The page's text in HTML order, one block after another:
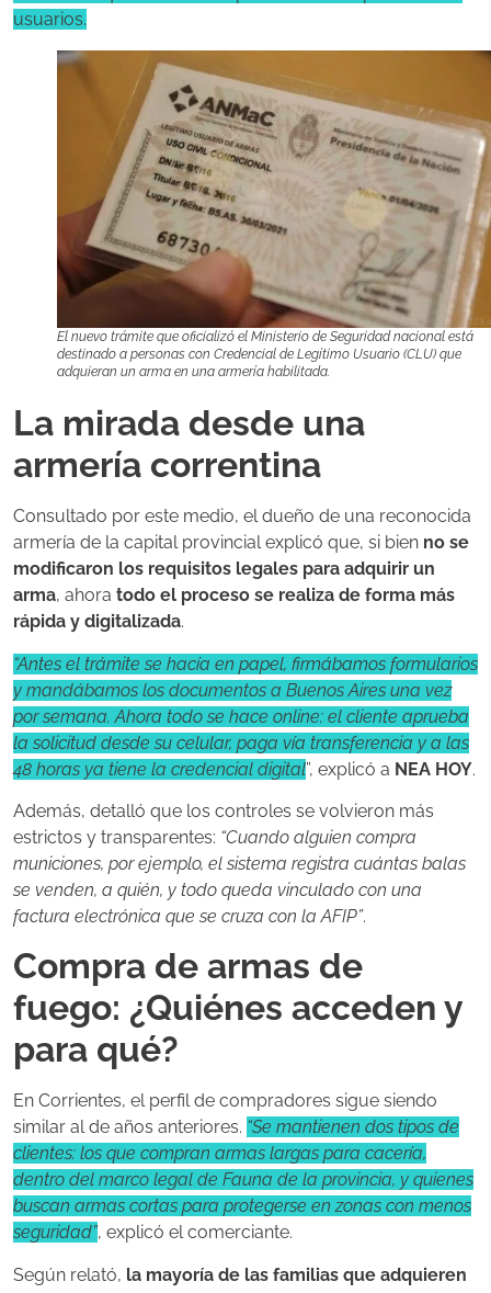
usuarios.
El nuevo trámite que oficializó el Ministerio de Seguridad nacional está
destinado a personas con Credencial de Legítimo Usuario (CLU) que
adquieran un arma en una armería habilitada.
La mirada desde una
armería correntina
Consultado por este medio, el dueño de una reconocida
armería de la capital provincial explicó que, si bien no se
modificaron los requisitos legales para adquirir un
arma, ahora todo el proceso se realiza de forma más
rápida y digitalizada.
“Antes el trámite se hacía en papel, firmábamos formularios
y mandábamos los documentos a Buenos Aires una vez
por semana. Ahora todo se hace online: el cliente aprueba
la solicitud desde su celular, paga vía transferencia y a las
48 horas ya tiene la credencial digital”, explicó a NEA HOY.
Además, detalló que los controles se volvieron más
estrictos y transparentes: “Cuando alguien compra
municiones, por ejemplo, el sistema registra cuántas balas
se venden, a quién, y todo queda vinculado con una
factura electrónica que se cruza con la AFIP”.
Compra de armas de
fuego: ¿Quiénes acceden y
para qué?
En Corrientes, el perfil de compradores sigue siendo
similar al de años anteriores. “Se mantienen dos tipos de
clientes: los que compran armas largas para cacería,
dentro del marco legal de Fauna de la provincia, y quienes
buscan armas cortas para protegerse en zonas con menos
seguridad”, explicó el comerciante.
Según relató, la mayoría de las familias que adquieren